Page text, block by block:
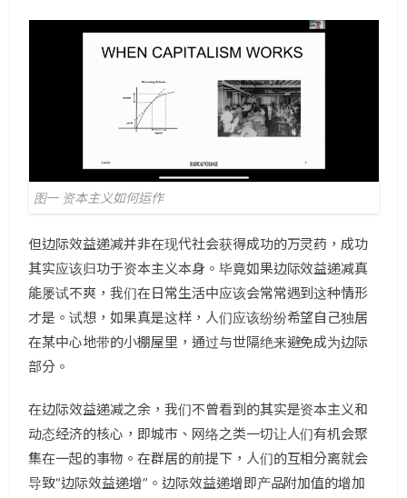
图一 资本主义如何运作
但边际效益递减并非在现代社会获得成功的万灵药，成功
其实应该归功于资本主义本身。毕竟如果边际效益递减真
能屡试不爽，我们在日常生活中应该会常常遇到这种情形
才是。试想，如果真是这样，人们应该纷纷希望自己独居
在某中心地带的小棚屋里，通过与世隔绝来避免成为边际
部分。
在边际效益递减之余，我们不曾看到的其实是资本主义和
动态经济的核心，即城市、网络之类一切让人们有机会聚
集在一起的事物。在群居的前提下，人们的互相分离就会
导致“边际效益递增”。边际效益递增即产品附加值的增加